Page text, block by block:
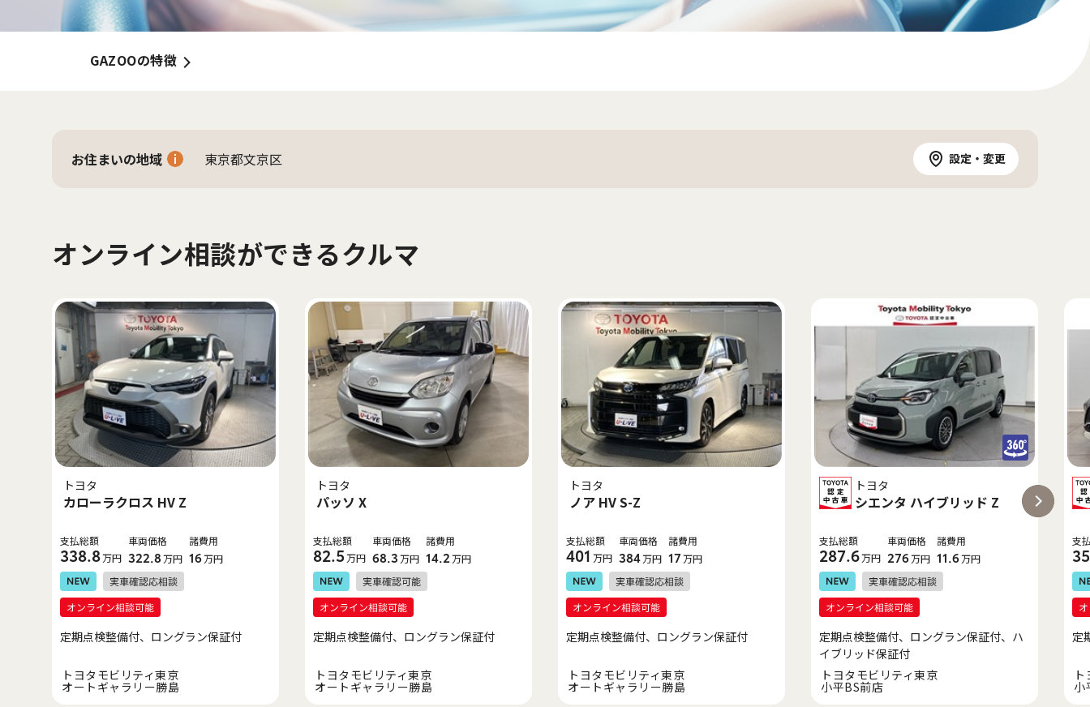
GAZOOの特徴
お住まいの地域 東京都文京区 設定・変更
オンライン相談ができるクルマ
トヨタ
カローラクロス HV Z
支払総額
338.8万円
車両価格
322.8万円
諸費用
16万円
定期点検整備付、ロングラン保証付
トヨタモビリティ東京
オートギャラリー勝島
トヨタ
パッソ X
支払総額
82.5万円
車両価格
68.3万円
諸費用
14.2万円
定期点検整備付、ロングラン保証付
トヨタモビリティ東京
オートギャラリー勝島
トヨタ
ノア HV S-Z
支払総額
401 万円
車両価格
384万円
諸費用
17万円
定期点検整備付、ロングラン保証付
トヨタモビリティ東京
オートギャラリー勝島
トヨタ
シエンタ ハイブリッド Z
支払総額
287.6万円
車両価格
276万円
諸費用
11.6万円
定期点検整備付、ロングラン保証付、ハ
イブリッド保証付
トヨタモビリティ東京
小平BS前店
支
定
小